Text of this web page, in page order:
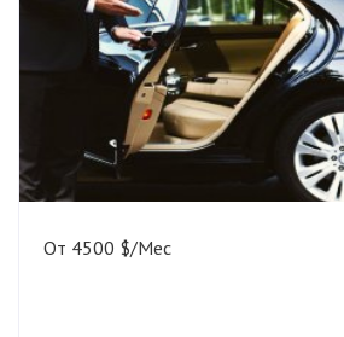
От 4500 $/Мес